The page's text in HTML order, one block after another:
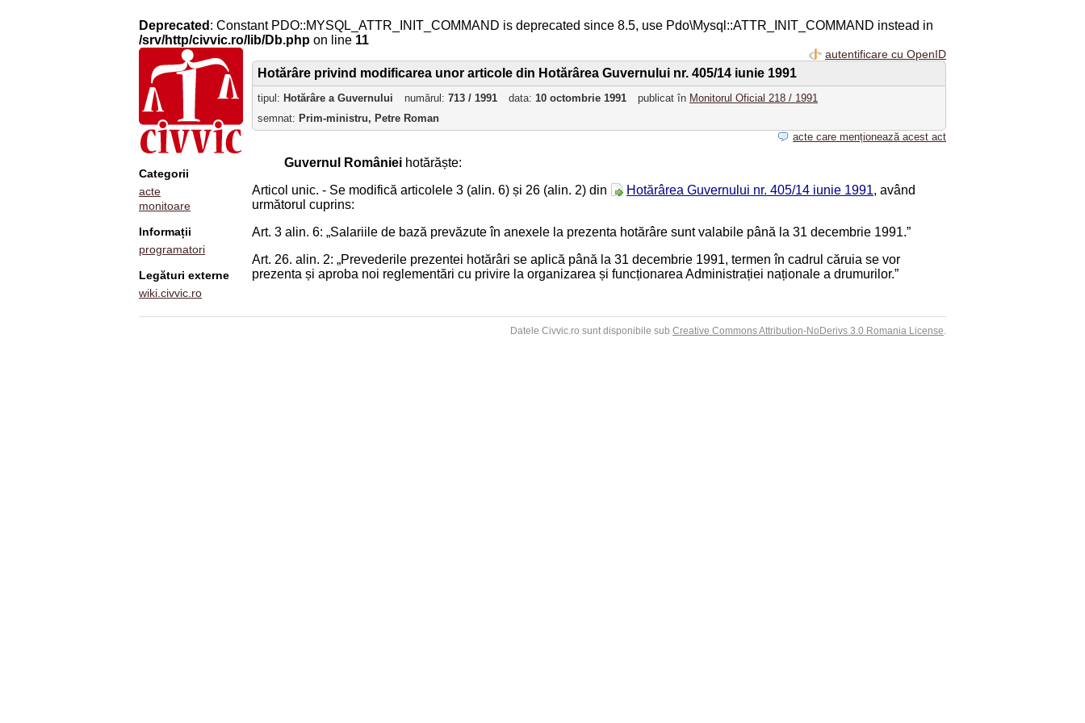
Deprecated : Constant PDO::MYSQL_ATTR_INIT_COMMAND is deprecated since 8.5, use Pdo\Mysql::ATTR_INIT_COMMAND instead in
/srv/http/civvic.ro/lib/Db.php on line 11
Categorii
acte
monitoare
Informații
programatori
Legături externe
wiki.civvic.ro
autentificare cu OpenID
Hotărâre privind modificarea unor articole din Hotărârea Guvernului nr. 405/14 iunie 1991
tipul: Hotărâre a Guvernului numărul: 713 / 1991 data: 10 octombrie 1991 publicat în Monitorul Oficial 218 / 1991
semnat: Prim-ministru, Petre Roman
acte care menționează acest act
Guvernul României hotărăște:
Articol unic. - Se modifică articolele 3 (alin. 6) și 26 (alin. 2) din
Hotărârea Guvernului nr. 405/14 iunie 1991, având
următorul cuprins:
Art. 3 alin. 6: „Salariile de bază prevăzute în anexele la prezenta hotărâre sunt valabile până la 31 decembrie 1991.”
Art. 26. alin. 2: „Prevederile prezentei hotărâri se aplică până la 31 decembrie 1991, termen în cadrul căruia se vor
prezenta și aproba noi reglementări cu privire la organizarea și funcționarea Administrației naționale a drumurilor.”
Datele Civvic.ro sunt disponibile sub Creative Commons Attribution-NoDerivs 3.0 Romania License.